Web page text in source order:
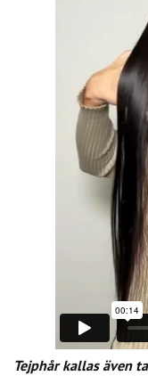
Tejphår kallas även